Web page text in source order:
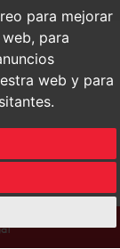
para mejorar
para
web y para